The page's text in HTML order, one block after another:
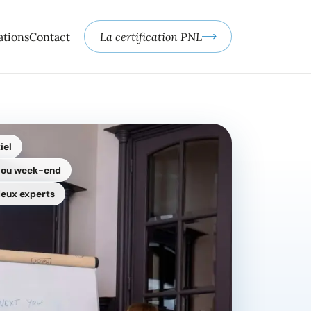
Contact La certification PNL
week-end
experts